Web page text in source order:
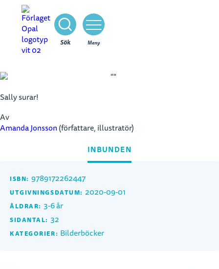
Sök
Stäng Meny
Sally surar!
Av
Amanda Jonsson (författare, illustratör)
INBUNDEN
ISBN: 9789172262447
UTGIVNINGSDATUM: 2020-09-01
ÅLDRAR: 3-6 år
SIDANTAL: 32
KATEGORIER: Bilderböcker